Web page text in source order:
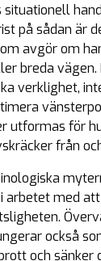
på sådan är
avgör om
breda vägen.
verklighet,
utformas för
från
arbetet med
också
och sänker